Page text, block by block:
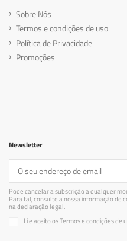
Sobre Nós
Termos e condições de uso
Política de Privacidade
Promoções
Newsletter
Pode cancelar a subscrição a qualquer
Para tal, consulte a nossa informação de
na declaração legal.
Li e aceito os Termos e condições de